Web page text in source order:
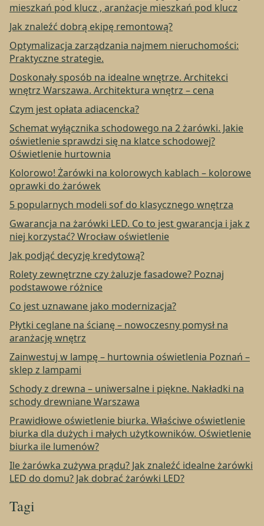
mieszkań pod klucz , aranżacje mieszkań pod klucz
Jak znaleźć dobrą ekipę remontową?
Optymalizacja zarządzania najmem nieruchomości:
Praktyczne strategie.
Doskonały sposób na idealne wnętrze. Architekci
wnętrz Warszawa. Architektura wnętrz – cena
Czym jest opłata adiacencka?
Schemat wyłącznika schodowego na 2 żarówki. Jakie
oświetlenie sprawdzi się na klatce schodowej?
Oświetlenie hurtownia
Kolorowo! Żarówki na kolorowych kablach – kolorowe
oprawki do żarówek
5 popularnych modeli sof do klasycznego wnętrza
Gwarancja na żarówki LED. Co to jest gwarancja i jak z
niej korzystać? Wrocław oświetlenie
Jak podjąć decyzję kredytową?
Rolety zewnętrzne czy żaluzje fasadowe? Poznaj
podstawowe różnice
Co jest uznawane jako modernizacja?
Płytki ceglane na ścianę – nowoczesny pomysł na
aranżację wnętrz
Zainwestuj w lampę – hurtownia oświetlenia Poznań –
sklep z lampami
Schody z drewna – uniwersalne i piękne. Nakładki na
schody drewniane Warszawa
Prawidłowe oświetlenie biurka. Właściwe oświetlenie
biurka dla dużych i małych użytkowników. Oświetlenie
biurka ile lumenów?
Ile żarówka zużywa prądu? Jak znaleźć idealne żarówki
LED do domu? Jak dobrać żarówki LED?
Tagi